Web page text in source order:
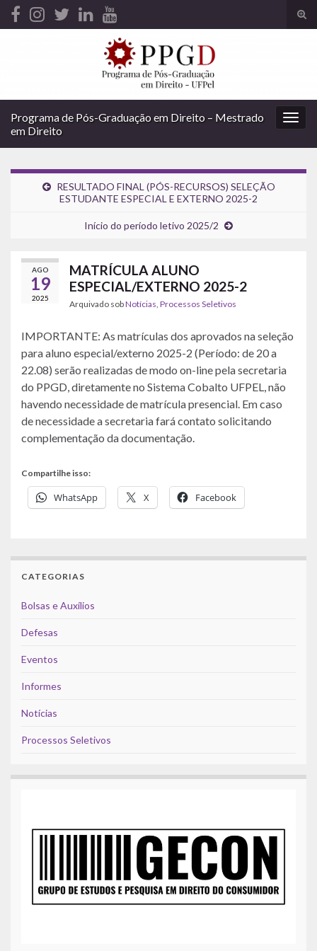
Search for:
Programa de Pós-Graduação em Direito – Mestrado
em Direito
RESULTADO FINAL (PÓS-RECURSOS) SELEÇÃO
ESTUDANTE ESPECIAL E EXTERNO 2025-2
Início do período letivo 2025/2
AGO
19
2025
MATRÍCULA ALUNO
ESPECIAL/EXTERNO 2025-2
Arquivado sobNotícias, Processos Seletivos
IMPORTANTE: As matrículas dos aprovados na seleção
para aluno especial/externo 2025-2 (Período: de 20 a
22.08) serão realizadas de modo on-line pela secretaria
do PPGD, diretamente no Sistema Cobalto UFPEL, não
havendo necessidade de matrícula presencial. Em caso
de necessidade a secretaria fará contato solicitando
complementação da documentação.
Compartilhe isso:
WhatsApp X Facebook
CATEGORIAS
Bolsas e Auxílios
Defesas
Eventos
Informes
Notícias
Processos Seletivos